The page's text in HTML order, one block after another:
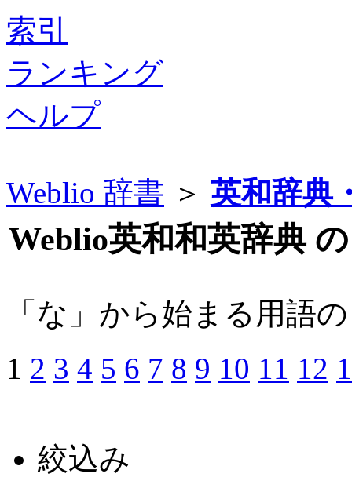
索引
ランキング
ヘルプ
Weblio 辞書 ＞ 英和辞典
Weblio英和和英辞典
「な」から始まる用語
1 2 3 4 5 6 7 8 9 10 11 12
絞込み